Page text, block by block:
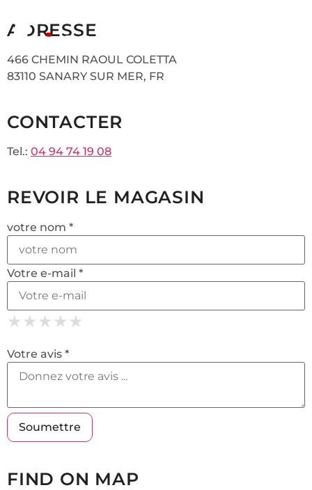
ADRESSE
466 CHEMIN RAOUL COLETTA
83110 SANARY SUR MER, FR
CONTACTER
Tel.: 04 94 74 19 08
REVOIR LE MAGASIN
votre nom *
Votre e-mail *
★
★ ★
★ ★ ★
★ ★ ★ ★
★ ★ ★ ★ ★
Votre avis *
FIND ON MAP